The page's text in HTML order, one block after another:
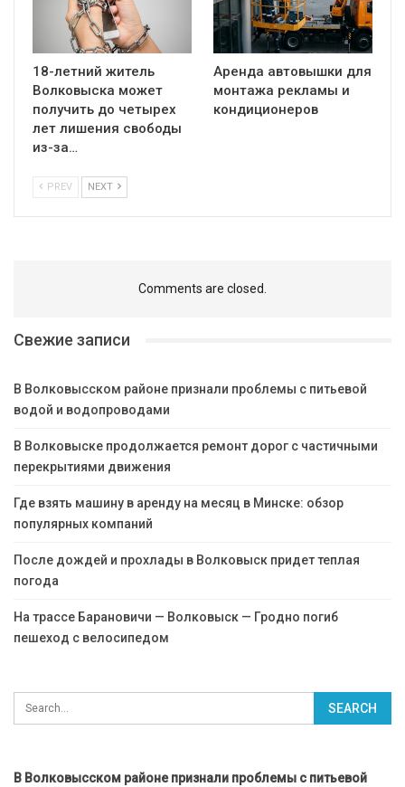
18-летний житель
Волковыска может
получить до четырех
лет лишения свободы
из-за…
Аренда автовышки для
монтажа рекламы и
кондиционеров
PREV NEXT
Comments are closed.
Свежие записи
В Волковысском районе признали проблемы с питьевой
водой и водопроводами
В Волковыске продолжается ремонт дорог с частичными
перекрытиями движения
Где взять машину в аренду на месяц в Минске: обзор
популярных компаний
После дождей и прохлады в Волковыск придет теплая
погода
На трассе Барановичи — Волковыск — Гродно погиб
пешеход с велосипедом
В Волковысском районе признали проблемы с питьевой